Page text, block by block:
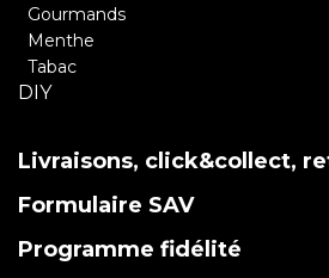
Gourmands
Menthe
Tabac
DIY
Livraisons, click&collect,
Formulaire SAV
Programme fidélité